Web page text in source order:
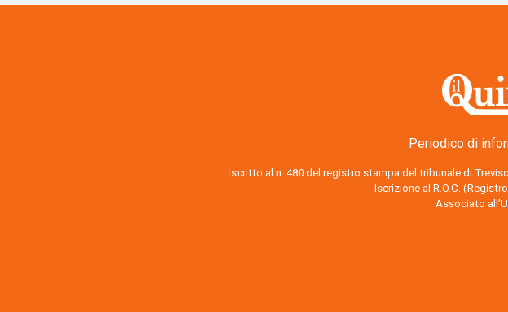
Periodico di
Iscritto al n. 480 del registro stampa del tribunale di
Iscrizione al R.O.C.
Associato